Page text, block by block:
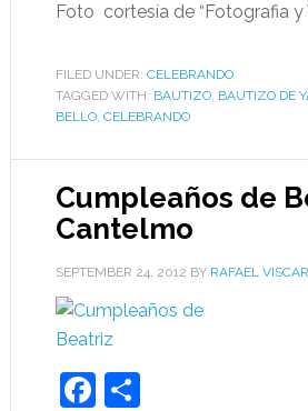
Foto cortesía de “Fotografia y
FILED UNDER: CELEBRANDO
TAGGED WITH: BAUTIZO, BAUTIZO DE
BELLO, CELEBRANDO
Cumpleaños de
Cantelmo
SEPTEMBER 24, 2012 BY RAFAEL
Facebook
Share